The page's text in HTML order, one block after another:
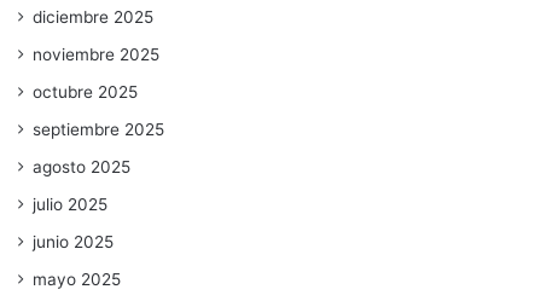
diciembre 2025
noviembre 2025
octubre 2025
septiembre 2025
agosto 2025
julio 2025
junio 2025
mayo 2025